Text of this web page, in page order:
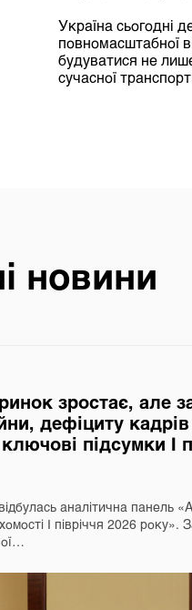
Україна сьогодні
повномасштабної
будуватися не
сучасної
новини
зростає, але
дефіциту
підсумки І
аналітична панель
І півріччя 2026 року».